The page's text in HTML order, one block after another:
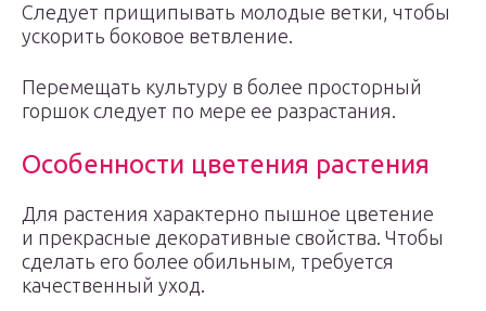
Следует прищипывать молодые ветки, чтобы
ускорить боковое ветвление.
Перемещать культуру в более просторный
горшок следует по мере ее разрастания.
Особенности цветения растения
Для растения характерно пышное цветение
и прекрасные декоративные свойства. Чтобы
сделать его более обильным, требуется
качественный уход.